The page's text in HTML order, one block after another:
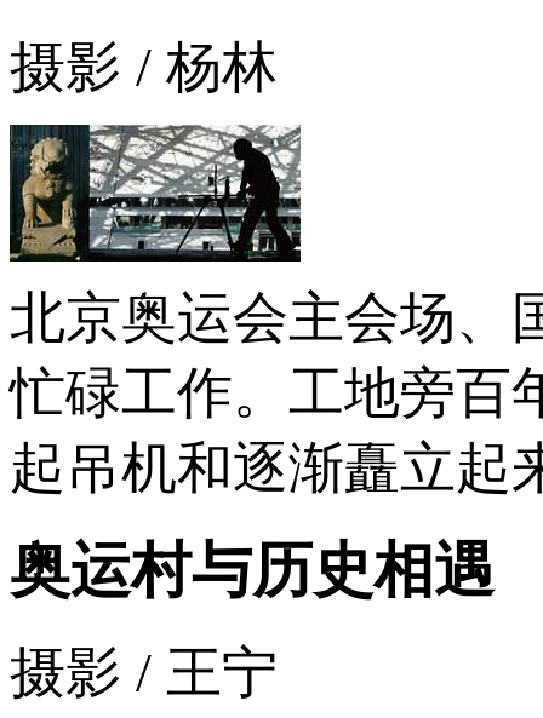
摄影 / 杨林
北京奥运会主会场、
忙碌工作。工地旁百
起吊机和逐渐矗立起
奥运村与历史相遇
摄影 / 王宁